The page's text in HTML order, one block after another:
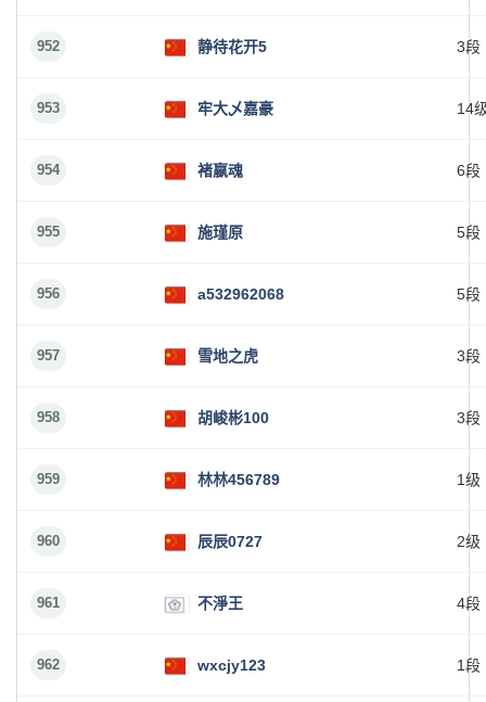
952 静待花开5 3段
953 牢大乄嘉豪 14
954 褚嬴魂 6段
955 施瑾原 5段
956 a532962068 5段
957 雪地之虎 3段
958 胡峻彬100 3段
959 林林456789 1级
960 辰辰0727 2级
961 不淨王 4段
962 wxcjy123 1段